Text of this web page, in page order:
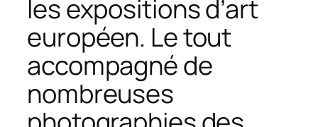
les expositions d’art
européen. Le tout
accompagné de
nombreuses